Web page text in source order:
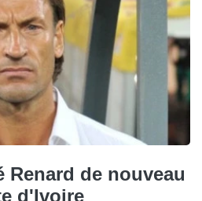
Renard de nouveau
d'Ivoire